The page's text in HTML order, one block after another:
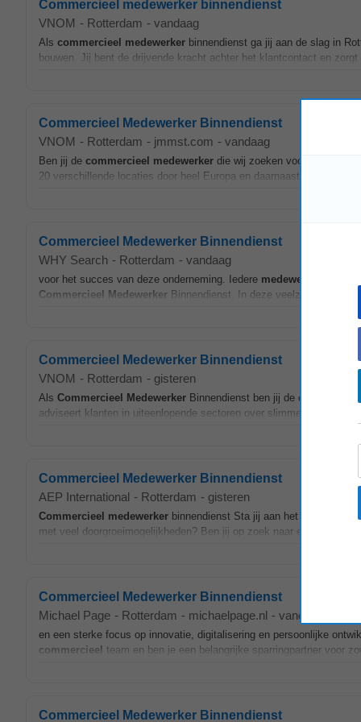
Commercieel medewerker binnendienst
VNOM - Rotterdam - vandaag
Als commercieel medewerker binnendienst ga jij aan de slag in
bouwen. Jij bent de drijvende kracht achter het klantcontact en zorgt
Commercieel Medewerker Binnendienst
VNOM - Rotterdam - jmmst.com - vandaag
Ben jij de commercieel medewerker die wij zoeken voor de
20 verschillende locaties door heel Europa en daarnaast ook nog 10
Commercieel Medewerker Binnendienst
WHY Search - Rotterdam - vandaag
voor het succes van deze onderneming. Iedere medewerker
Commercieel Medewerker Binnendienst. In deze veelzijdige
Commercieel Medewerker Binnendienst
VNOM - Rotterdam - gisteren
Als Commercieel Medewerker Binnendienst ben jij de
adviseert klanten in uiteenlopende sectoren over slimme
Commercieel Medewerker Binnendienst
AEP International - Rotterdam - gisteren
Commercieel medewerker binnendienst Sta jij aan het begin van
met veel doorgroeimogelijkheden? Ben jij op zoek naar een functie
Commercieel Medewerker Binnendienst
Michael Page - Rotterdam - michaelpage.nl - vandaag
en een sterke focus op innovatie, digitalisering en persoonlijke
commercieel team en ben je een belangrijke sparringpartner voor
Commercieel Medewerker Binnendienst